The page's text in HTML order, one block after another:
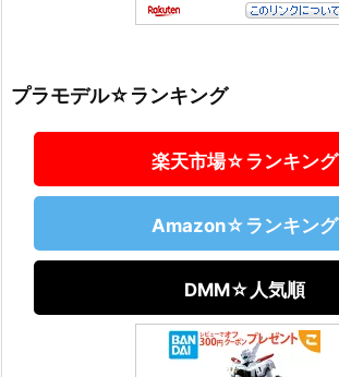
プラモデル☆ランキング
楽天市場☆ランキング
Amazon☆ランキング
DMM☆人気順